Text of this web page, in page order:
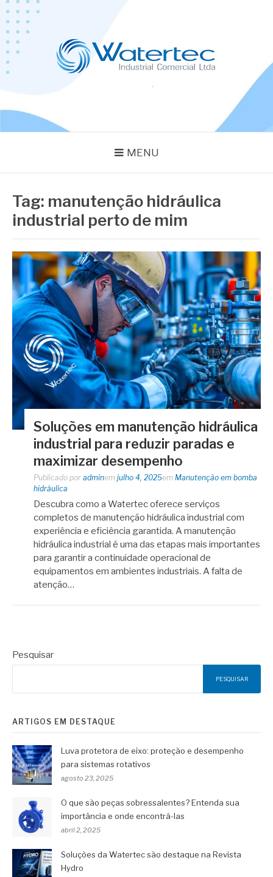
Pular
para
conteúdo
MENU
Tag: manutenção hidráulica
industrial perto de mim
Soluções em manutenção hidráulica
industrial para reduzir paradas e
maximizar desempenho
Publicado por adminem julho 4, 2025em Manutenção em bomba
hidráulica
Descubra como a Watertec oferece serviços
completos de manutenção hidráulica industrial com
experiência e eficiência garantida. A manutenção
hidráulica industrial é uma das etapas mais importantes
para garantir a continuidade operacional de
equipamentos em ambientes industriais. A falta de
atenção…
Pesquisar
PESQUISAR
ARTIGOS EM DESTAQUE
Luva protetora de eixo: proteção e desempenho
para sistemas rotativos
agosto 23, 2025
O que são peças sobressalentes? Entenda sua
importância e onde encontrá-las
abril 2, 2025
Soluções da Watertec são destaque na Revista
Hydro